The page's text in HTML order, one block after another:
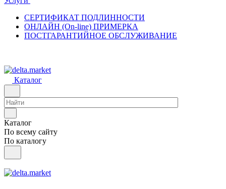
СЕРТИФИКАТ ПОДЛИННОСТИ
ОНЛАЙН (On-line) ПРИМЕРКА
ПОСТГАРАНТИЙНОЕ ОБСЛУЖИВАНИЕ
Каталог
Каталог
По всему сайту
По каталогу